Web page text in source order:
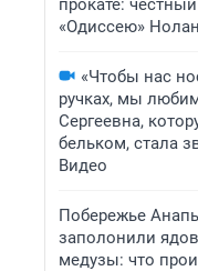
прокате:
«Одиссею»
«Чтобы нас
ручках, мы
Сергеевна,
бельком, стала
Видео
Побережье
заполонили
медузы: что